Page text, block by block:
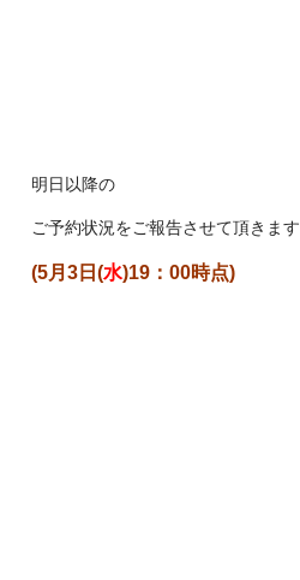
明日以降の
ご予約状況をご報告させて頂きます
(5月3日(水)19：00時点)